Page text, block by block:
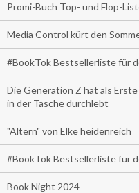
Promi-Buch Top- und Flop-
Media Control kürt den
#BookTok Bestsellerliste für
Die Generation Z hat als
in der Tasche durchlebt
"Altern" von Elke heidenreich
#BookTok Bestsellerliste für
Book Night 2024